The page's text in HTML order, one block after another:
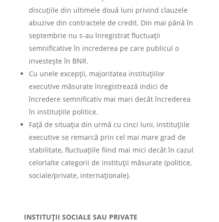
discuţiile din ultimele două luni privind clauzele
abuzive din contractele de credit. Din mai până în
septembrie nu s-au înregistrat fluctuaţii
semnificative în increderea pe care publicul o
investeşte în BNR.
Cu unele excepţii, majoritatea instituţiilor
executive măsurate înregistrează indici de
încredere semnificativ mai mari decât încrederea
în instituţiile politice.
Faţă de situaţia din urmă cu cinci luni, instituţiile
executive se remarcă prin cel mai mare grad de
stabilitate, fluctuaţiile fiind mai mici decât în cazul
celorlalte categorii de instituţii măsurate (politice,
sociale/private, internaţionale).
INSTITUŢII SOCIALE SAU PRIVATE